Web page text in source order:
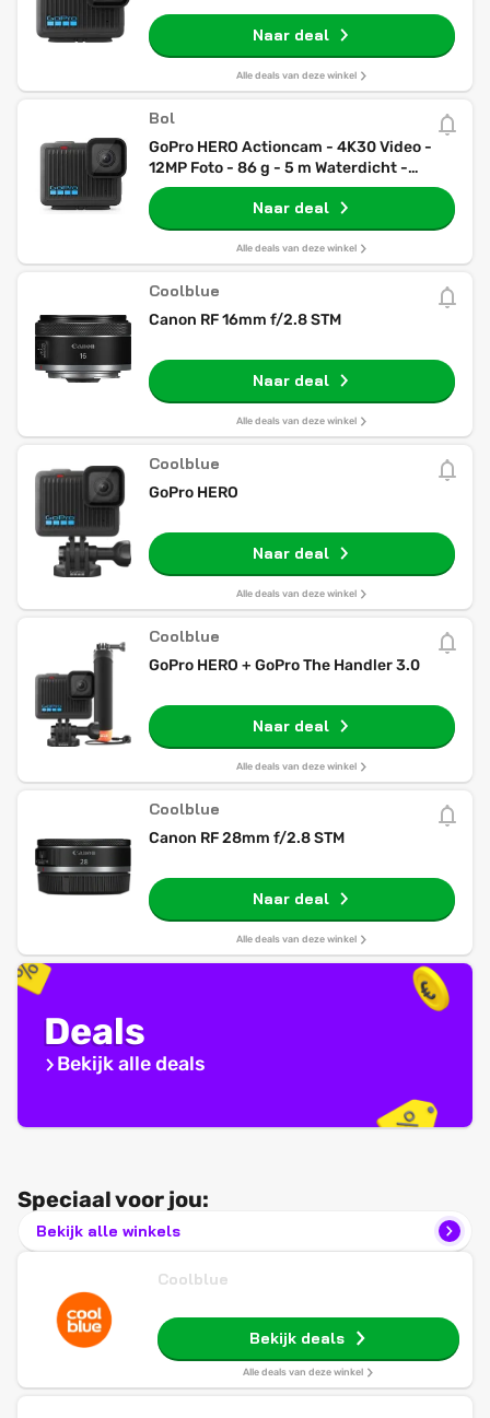
Naar deal
Alle deals van deze winkel
Bol
GoPro HERO Actioncam - 4K30 Video -
12MP Foto - 86 g - 5 m Waterdicht -
Touchscreen
Naar deal
Alle deals van deze winkel
Coolblue
Canon RF 16mm f/2.8 STM
Naar deal
Alle deals van deze winkel
Coolblue
GoPro HERO
Naar deal
Alle deals van deze winkel
Coolblue
GoPro HERO + GoPro The Handler 3.0
Naar deal
Alle deals van deze winkel
Coolblue
Canon RF 28mm f/2.8 STM
Naar deal
Alle deals van deze winkel
Deals
Bekijk alle deals
Speciaal voor jou:
Bekijk alle winkels
Coolblue
Bekijk deals
Alle deals van deze winkel